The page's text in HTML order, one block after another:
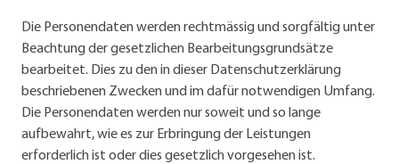
Die Personendaten werden rechtmässig und sorgfältig unter
Beachtung der gesetzlichen Bearbeitungsgrundsätze
bearbeitet. Dies zu den in dieser Datenschutzerklärung
beschriebenen Zwecken und im dafür notwendigen Umfang.
Die Personendaten werden nur soweit und so lange
aufbewahrt, wie es zur Erbringung der Leistungen
erforderlich ist oder dies gesetzlich vorgesehen ist.